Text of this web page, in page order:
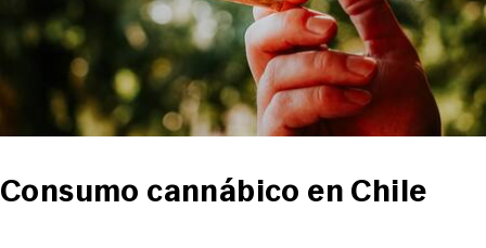
Consumo cannábico en Chile